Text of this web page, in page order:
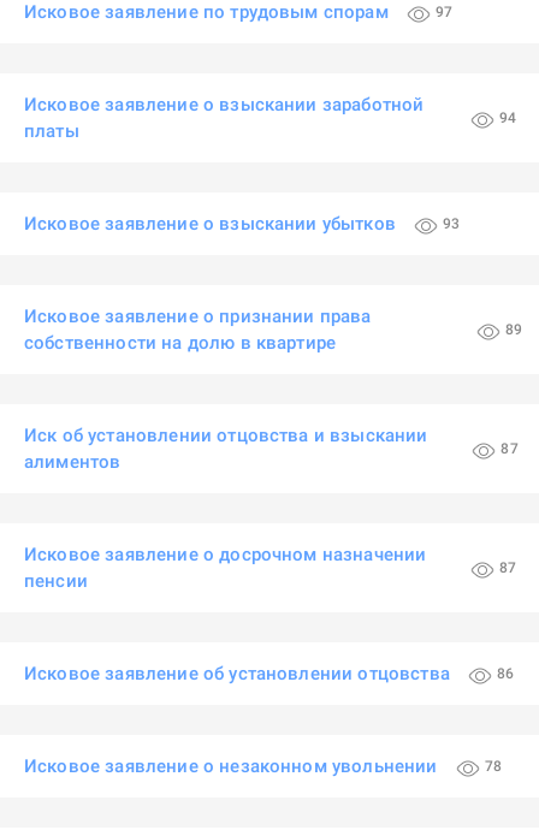
Исковое заявление по трудовым спорам 97
Исковое заявление о взыскании заработной
платы
94
Исковое заявление о взыскании убытков 93
Исковое заявление о признании права
собственности на долю в квартире
89
Иск об установлении отцовства и взыскании
алиментов
87
Исковое заявление о досрочном назначении
пенсии
87
Исковое заявление об установлении отцовства 86
Исковое заявление о незаконном увольнении 78